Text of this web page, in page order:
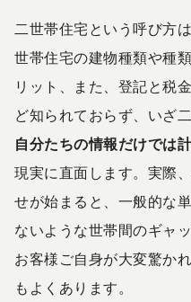
二世帯住宅という呼び方
世帯住宅の建物種類や種
リット、また、登記と税
ど知られておらず、いざ
自分たちの情報だけでは
現実に直面します。実際
せが始まると、一般的な
ないような世帯間のギャ
お客様ご自身が大変驚か
もよくあります。